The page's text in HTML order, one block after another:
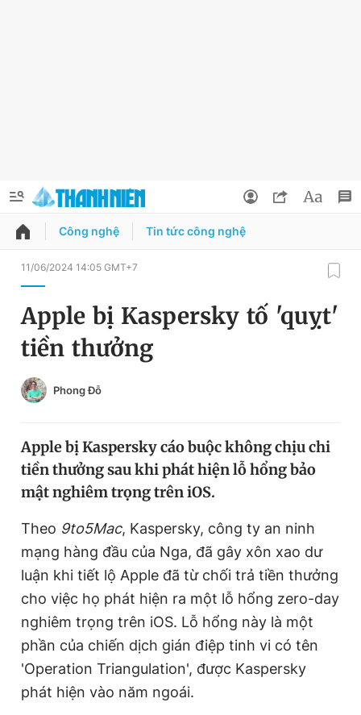
QUẢNG CÁO ĐẶT BÁO
Chuyên mục
Chuyên mục khác
Tin thị trường Tin 360
Sản phẩm khác
Tiện ích Bạn cần biết
Thông tin tòa soạn Liên hệ quảng cáo
Đổi mật khẩu
Tin đã lưu
Tin đã xem
Đăng xuất
Công nghệ Tin tức công nghệ
11/06/2024 14:05 GMT+7
Apple bị Kaspersky tố 'quỵt'
tiền thưởng
Phong Đỗ
Apple bị Kaspersky cáo buộc không chịu chi
tiền thưởng sau khi phát hiện lỗ hổng bảo
mật nghiêm trọng trên iOS.
Theo 9to5Mac, Kaspersky, công ty an ninh
mạng hàng đầu của Nga, đã gây xôn xao dư
luận khi tiết lộ Apple đã từ chối trả tiền thưởng
cho việc họ phát hiện ra một lỗ hổng zero-day
nghiêm trọng trên iOS. Lỗ hổng này là một
phần của chiến dịch gián điệp tinh vi có tên
'Operation Triangulation', được Kaspersky
phát hiện vào năm ngoái.